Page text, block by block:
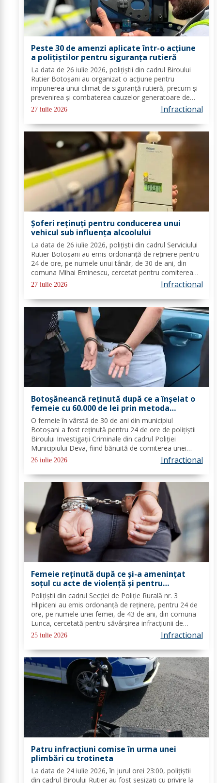
Peste 30 de amenzi aplicate într-o acțiune
a polițiștilor pentru siguranța rutieră
La data de 26 iulie 2026, polițiștii din cadrul Biroului
Rutier Botoșani au organizat o acțiune pentru
impunerea unui climat de siguranță rutieră, precum și
prevenirea și combaterea cauzelor generatoare de
accidente rutiere grave, în municipiul Botoșani. În
27 iulie 2026 Infractional
Șoferi reținuți pentru conducerea unui
vehicul sub influența alcoolului
La data de 26 iulie 2026, polițiștii din cadrul Serviciului
Rutier Botoșani au emis ordonanță de reținere pentru
24 de ore, pe numele unui tânăr, de 30 de ani, din
comuna Mihai Eminescu, cercetat pentru comiterea
infracțiunii de conducerea unui vehicul sub influența
27 iulie 2026 Infractional
Botoșăneancă reținută după ce a înșelat o
femeie cu 60.000 de lei prin metoda
„Accidentul”
O femeie în vârstă de 30 de ani din municipiul
Botoșani a fost reținută pentru 24 de ore de polițiștii
Biroului Investigații Criminale din cadrul Poliției
Municipiului Deva, fiind bănuită de comiterea unei
înșelăciuni prin metoda 'Accidentul'. Potrivit
26 iulie 2026 Infractional
Femeie reținută după ce și-a amenințat
soțul cu acte de violență și pentru
încălcarea ordinului de protecție
Polițiștii din cadrul Secției de Poliție Rurală nr. 3
Hlipiceni au emis ordonanță de reținere, pentru 24 de
ore, pe numele unei femei, de 43 de ani, din comuna
Lunca, cercetată pentru săvârșirea infracțiunii de
încălcare a ordinului de protecție. În urma
25 iulie 2026 Infractional
Patru infracțiuni comise în urma unei
plimbări cu trotineta
La data de 24 iulie 2026, în jurul orei 23:00, polițiștii
din cadrul Biroului Rutier au fost sesizați cu privire la